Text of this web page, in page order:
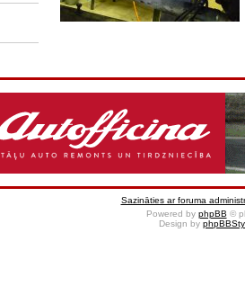
Sazināties ar foruma
Powered by phpBB ©
Design by